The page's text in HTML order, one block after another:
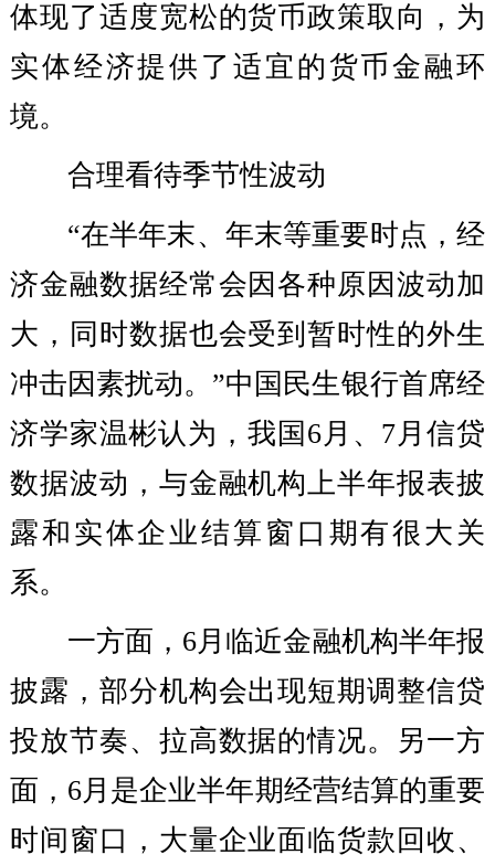
体现了适度宽松的货币政策取向，为
实体经济提供了适宜的货币金融环
境。
合理看待季节性波动
“在半年末、年末等重要时点，经
济金融数据经常会因各种原因波动加
大，同时数据也会受到暂时性的外生
冲击因素扰动。”中国民生银行首席经
济学家温彬认为，我国6月、7月信贷
数据波动，与金融机构上半年报表披
露和实体企业结算窗口期有很大关
系。
一方面，6月临近金融机构半年报
披露，部分机构会出现短期调整信贷
投放节奏、拉高数据的情况。另一方
面，6月是企业半年期经营结算的重要
时间窗口，大量企业面临货款回收、